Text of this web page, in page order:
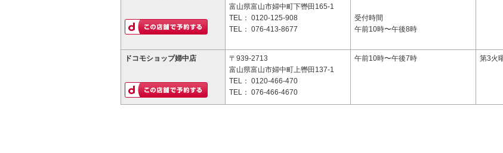
富山県富山市婦中町下轡田165-1
TEL： 0120-125-908
TEL： 076-413-8677
受付時間
午前10時〜午後8時
ドコモショップ婦中店
〒939-2713
富山県富山市婦中町上轡田137-1
TEL： 0120-466-470
TEL： 076-466-4670
午前10時〜午後7時 第3火